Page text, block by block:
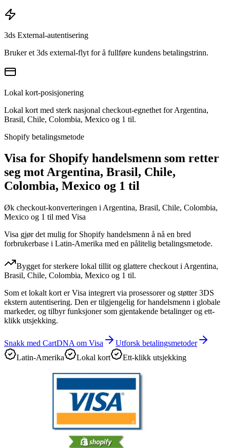
3ds External-autentisering
Bruker et 3ds external-flyt for å fullføre kundens betalingstrinn.
Lokal kort-posisjonering
Lokal kort med sterk nasjonal checkout-egnethet for Argentina,
Brasil, Chile, Colombia, Mexico og 1 til.
Shopify betalingsmetode
Visa for Shopify handelsmenn som retter
seg mot Argentina, Brasil, Chile,
Colombia, Mexico og 1 til
Øk checkout-konverteringen i Argentina, Brasil, Chile, Colombia,
Mexico og 1 til med Visa
Visa gjør det mulig for Shopify handelsmenn å nå en bred
forbrukerbase i Latin-Amerika med en pålitelig betalingsmetode.
Bygget for sterkere lokal tillit og glattere checkout i Argentina,
Brasil, Chile, Colombia, Mexico og 1 til.
Som et lokalt kort er Visa integrert via prosessorer og støtter 3DS
ekstern autentisering. Den er tilgjengelig for handelsmenn i globale
markeder, og tilbyr funksjoner som gjentakende betalinger og ett-
klikk utsjekking.
Snakk med CartDNA om Visa
Utforsk betalingsmetoder
Latin-Amerika
Lokal kort Ett-klikk utsjekking